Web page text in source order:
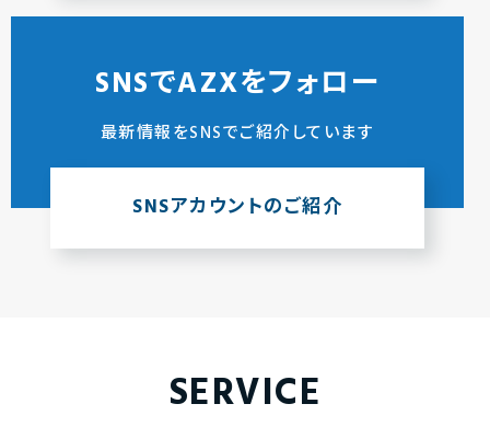
SNSでAZXをフォロー
最新情報をSNSでご紹介しています
SNSアカウントのご紹介
SERVICE